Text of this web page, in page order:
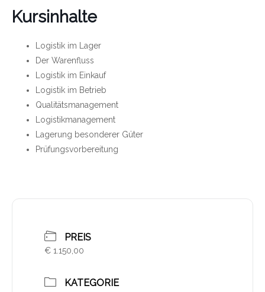
Kursinhalte
Logistik im Lager
Der Warenfluss
Logistik im Einkauf
Logistik im Betrieb
Qualitätsmanagement
Logistikmanagement
Lagerung besonderer Güter
Prüfungsvorbereitung
PREIS
€ 1.150,00
KATEGORIE